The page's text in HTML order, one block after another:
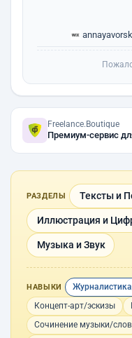
Freelance.Boutique
Премиум-сервис
РАЗДЕЛЫ Тексты и
Иллюстрация и
Музыка и Звук
НАВЫКИ
Концепт-арт/эскизы
Сочинение музыки/слов